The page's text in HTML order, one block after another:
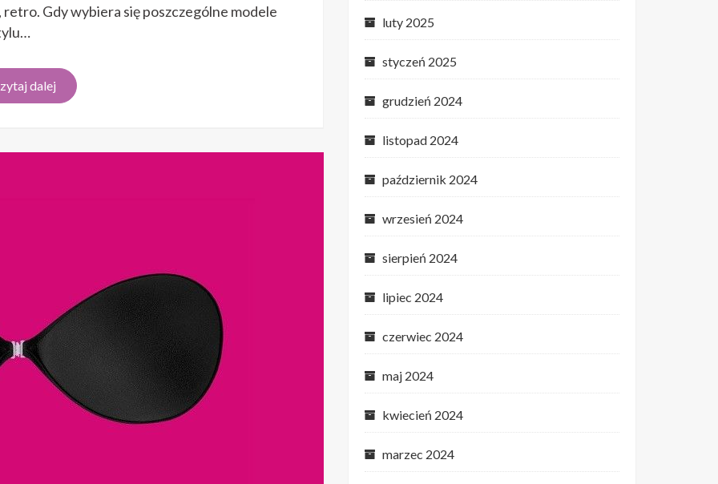
Gdy wybiera się poszczególne modele
dalej
luty 2025
styczeń 2025
grudzień 2024
listopad 2024
październik 2024
wrzesień 2024
sierpień 2024
lipiec 2024
czerwiec 2024
maj 2024
kwiecień 2024
marzec 2024